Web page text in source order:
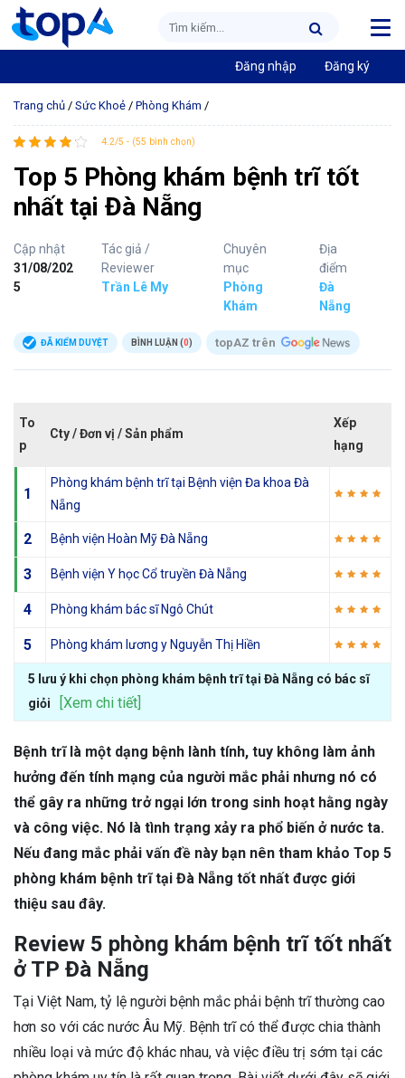
Đăng nhập Đăng ký
Trang chủ / Sức Khoẻ / Phòng Khám /
4.2/5 - (55 bình chọn)
Top 5 Phòng khám bệnh trĩ tốt
nhất tại Đà Nẵng
Cập nhật
31/08/202
5
Tác giả /
Reviewer
Trần Lê My
Chuyên
mục
Phòng
Khám
Địa
điểm
Đà
Nẵng
ĐÃ KIỂM DUYỆT BÌNH LUẬN (0) topAZ trên
To
p
Cty / Đơn vị / Sản phẩm
Xếp
hạng
1
Phòng khám bệnh trĩ tại Bệnh viện Đa khoa Đà
Nẵng
2 Bệnh viện Hoàn Mỹ Đà Nẵng
3 Bệnh viện Y học Cổ truyền Đà Nẵng
4 Phòng khám bác sĩ Ngô Chút
5 Phòng khám lương y Nguyễn Thị Hiền
5 lưu ý khi chọn phòng khám bệnh trĩ tại Đà Nẵng có bác sĩ
giỏi
[Xem chi tiết]
Bệnh trĩ là một dạng bệnh lành tính, tuy không làm ảnh
hưởng đến tính mạng của người mắc phải nhưng nó có
thể gây ra những trở ngại lớn trong sinh hoạt hằng ngày
và công việc. Nó là tình trạng xảy ra phổ biến ở nước ta.
Nếu đang mắc phải vấn đề này bạn nên tham khảo Top 5
phòng khám bệnh trĩ tại Đà Nẵng tốt nhất được giới
thiệu sau đây.
Review 5 phòng khám bệnh trĩ tốt nhất
ở TP Đà Nẵng
Tại Việt Nam, tỷ lệ người bệnh mắc phải bệnh trĩ thường cao
hơn so với các nước Âu Mỹ. Bệnh trĩ có thể được chia thành
nhiều loại và mức độ khác nhau, và việc điều trị sớm tại các